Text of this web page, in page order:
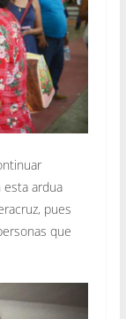
esta ardua
pues
que